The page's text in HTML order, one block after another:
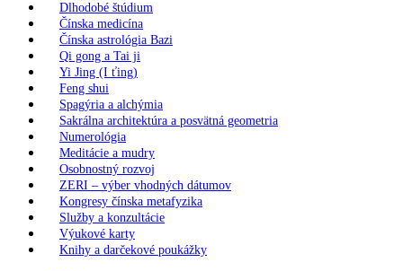
Dlhodobé štúdium
Čínska medicína
Čínska astrológia Bazi
Qi gong a Tai ji
Yi Jing (I ťing)
Feng shui
Spagýria a alchýmia
Sakrálna architektúra a posvätná geometria
Numerológia
Meditácie a mudry
Osobnostný rozvoj
ZERI – výber vhodných dátumov
Kongresy čínska metafyzika
Služby a konzultácie
Výukové karty
Knihy a darčekové poukážky